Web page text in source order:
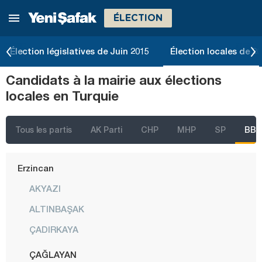
ÉLECTION
Élection législatives de Juin 2015 Élection locales de
Candidats à la mairie aux élections
locales en Turquie
Tous les partis AK Parti CHP MHP SP BBP
Çankırı
Diyarbakır
Düzce
Elazığ
Erzincan
AKYAZI
ALTINBAŞAK
ÇADIRKAYA
ÇAĞLAYAN